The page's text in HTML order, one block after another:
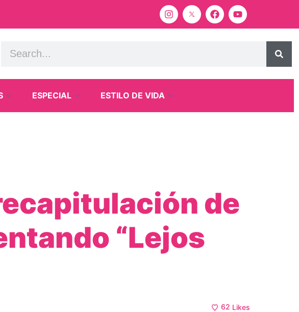
ESPECIAL ESTILO DE VIDA
de
“Lejos
62 Likes